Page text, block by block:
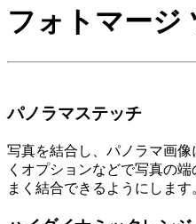
フォトマージ
パノラマステッチ
写真を結合し、パノラマ画
くオプションなどで写真の
まく結合できるようにします